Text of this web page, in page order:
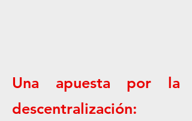
Una apuesta por la
descentralización: